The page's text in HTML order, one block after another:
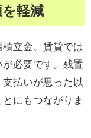
軽減
立金、賃貸では
必要です。残置
払いが思った以
にもつながりま